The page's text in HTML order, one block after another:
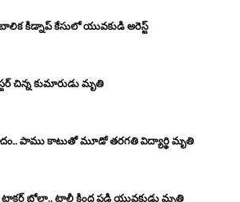
కిడ్నాప్ కేసులో యువకుడి అరెస్ట్
చిన్న కుమారుడు మృతి
పాము కాటుతో మూడో తరగతి విద్యార్థి మృతి
బోల్తా.. ట్రాలీ కింద పడి యువకుడు మృతి